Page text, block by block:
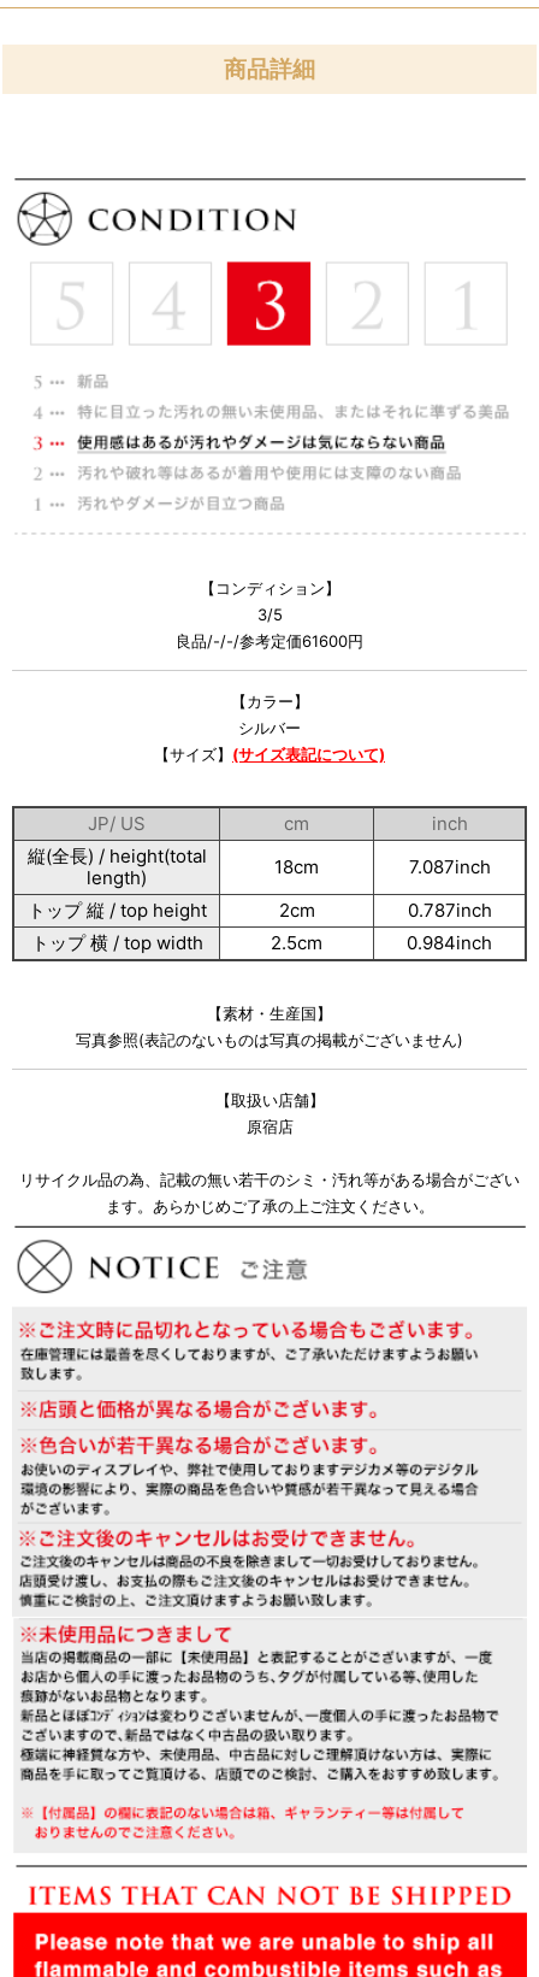
商品詳細
【コンディション】
3/5
良品/-/-/参考定価61600円
【カラー】
シルバー
【サイズ】 (サイズ表記について)
JP/ US cm
inch
縦(全長) / height(total
length)
18cm
7.087inch
トップ 縦 / top height
2cm
0.787inch
トップ 横 / top width
2.5cm 0.984inch
【素材・生産国】
写真参照(表記のないものは写真の掲載がございません)
【取扱い店舗】
原宿店
リサイクル品の為、記載の無い若干のシミ・汚れ等がある場合がござい
ます。あらかじめご了承の上ご注文ください。